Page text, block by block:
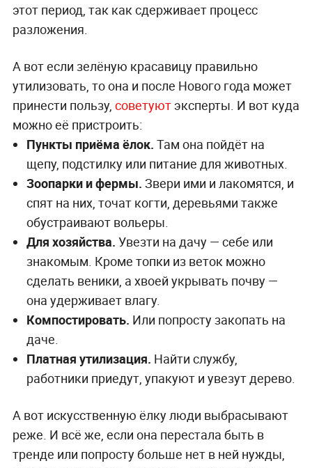
этот период, так как сдерживает процесс
разложения.
А вот если зелёную красавицу правильно
утилизовать, то она и после Нового года может
принести пользу, советуют эксперты. И вот куда
можно её пристроить:
Пункты приёма ёлок. Там она пойдёт на
щепу, подстилку или питание для животных.
Зоопарки и фермы. Звери ими и лакомятся, и
спят на них, точат когти, деревьями также
обустраивают вольеры.
Для хозяйства. Увезти на дачу — себе или
знакомым. Кроме топки из веток можно
сделать веники, а хвоей укрывать почву —
она удерживает влагу.
Компостировать. Или попросту закопать на
даче.
Платная утилизация. Найти службу,
работники приедут, упакуют и увезут дерево.
А вот искусственную ёлку люди выбрасывают
реже. И всё же, если она перестала быть в
тренде или попросту больше нет в ней нужды,